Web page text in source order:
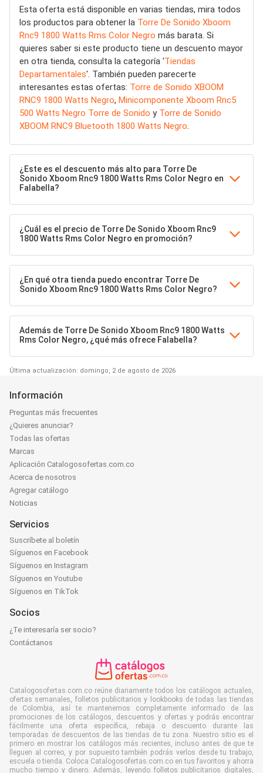
Esta oferta está disponible en varias tiendas, mira todos
los productos para obtener la Torre De Sonido Xboom
Rnc9 1800 Watts Rms Color Negro más barata. Si
quieres saber si este producto tiene un descuento mayor
en otra tienda, consulta la categoría 'Tiendas
Departamentales'. También pueden parecerte
interesantes estas ofertas: Torre de Sonido XBOOM
RNC9 1800 Watts Negro, Minicomponente Xboom Rnc5
500 Watts Negro Torre de Sonido y Torre de Sonido
XBOOM RNC9 Bluetooth 1800 Watts Negro
¿Este es el descuento más alto para Torre De
Sonido Xboom Rnc9 1800 Watts Rms Color Negro en
Falabella?
¿Cuál es el precio de Torre De Sonido Xboom Rnc9
1800 Watts Rms Color Negro en promoción?
¿En qué otra tienda puedo encontrar Torre De
Sonido Xboom Rnc9 1800 Watts Rms Color Negro?
Además de Torre De Sonido Xboom Rnc9 1800 Watts
Rms Color Negro, ¿qué más ofrece Falabella?
Última actualización: domingo, 2 de agosto de 2026
Información
Preguntas más frecuentes
¿Quieres anunciar?
Todas las ofertas
Marcas
Aplicación Catalogosofertas.com.co
Acerca de nosotros
Agregar catálogo
Noticias
Servicios
Suscríbete al boletín
Síguenos en Facebook
Síguenos en Instagram
Síguenos en Youtube
Síguenos en TikTok
Socios
¿Te interesaría ser socio?
Contáctanos
Catalogosofertas.com.co reúne diariamente todos los catálogos actuales,
ofertas semanales, folletos publicitarios y lookbooks de todas las tiendas
de Colombia, así te mantenemos completamente informado de las
promociones de los catálogos, descuentos y ofertas y podrás encontrar
fácilmente una oferta específica, rebaja o descuento durante las
temporadas de descuentos de las tiendas de tu zona. Nuestro sitio es el
primero en mostrar los catálogos más recientes, incluso antes de que te
lleguen al correo, y por supuesto también podrás verlos desde tu trabajo,
escuela o tienda. Coloca Catalogosofertas.com.co en tus favoritos y ahorra
mucho tiempo y dinero. Además, leyendo folletos publicitarios digitales,